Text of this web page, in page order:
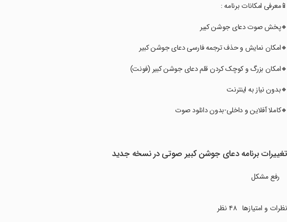
‏‏‏‏‏‏‏‏‏‏‏‏‏‏‏‏‏📱معرفی امکانات برنامه :
‏‏‏‏‏‏‏‏‏‏‏‏‏‏‏‏‏🔸پخش صوت دعای جوشن کبیر
‏‏‏‏‏‏‏‏‏‏‏‏‏‏‏‏‏🔸امکان نمایش و حذف ترجمه فارسی دعای جوشن کبیر
‏‏‏‏‏‏‏‏‏‏‏‏‏‏‏‏‏🔸امکان بزرگ و کوچک کردن قلم دعای جوشن کبیر (فونت)
‏‏‏‏‏‏‏‏‏‏‏‏‏‏‏‏‏🔸بدون نیاز به اینترنت
‏‏‏‏‏‏‏‏‏‏‏‏‏‏‏‏‏🔸کاملا آفلاین و داخلی-بدون دانلود صوت
تغییرات برنامه ‏‏‏دعای جوشن کبیر صوتی در نسخه جدید
رفع مشکل
نظرات و امتیازها